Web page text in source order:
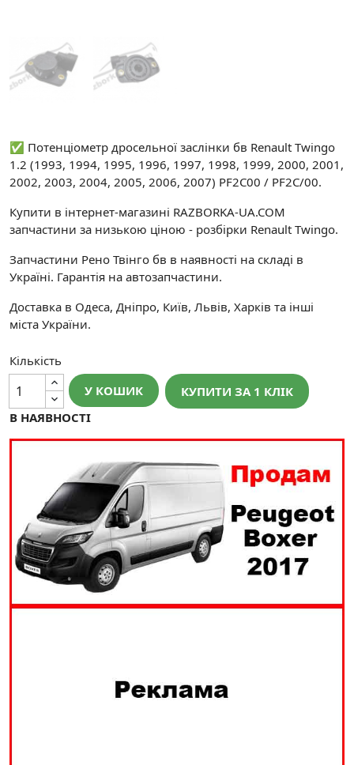
✅ Потенціометр дросельної заслінки бв Renault Twingo
1.2 (1993, 1994, 1995, 1996, 1997, 1998, 1999, 2000, 2001,
2002, 2003, 2004, 2005, 2006, 2007) PF2C00 / PF2C/00.
Купити в інтернет-магазині RAZBORKA-UA.COM
запчастини за низькою ціною - розбірки Renault Twingo.
Запчастини Рено Твінго бв в наявності на складі в
Україні. Гарантія на автозапчастини.
Доставка в Одеса, Дніпро, Київ, Львів, Харків та інші
міста України.
Кількість
У КОШИК
КУПИТИ ЗА 1 КЛIК
В НАЯВНОСТІ